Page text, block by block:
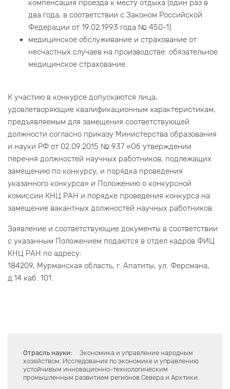
компенсация проезда к месту отдыха (один раз в
два года, в соответствии с Законом Российской
Федерации от 19.02.1993 года № 450-1)
медицинское обслуживание и страхование от
несчастных случаев на производстве: обязательное
медицинское страхование.
К участию в конкурсе допускаются лица,
удовлетворяющие квалификационным характеристикам,
предъявляемым для замещения соответствующей
должности согласно приказу Министерства образования
и науки РФ от 02.09.2015 № 937 «Об утверждении
перечня должностей научных работников, подлежащих
замещению по конкурсу, и порядка проведения
указанного конкурса» и Положению о конкурсной
комиссии КНЦ РАН и порядке проведения конкурса на
замещение вакантных должностей научных работников.
Заявление и соответствующие документы в соответствии
с указанным Положением подаются в отдел кадров ФИЦ
КНЦ РАН по адресу:
184209, Мурманская область, г. Апатиты, ул. Ферсмана,
д.14 каб. 101.
Отрасль науки:
Экономика и управление народным
хозяйством. Исследования по экономике и управлению
устойчивым инновационно-технологическим
промышленным развитием регионов Севера и Арктики.